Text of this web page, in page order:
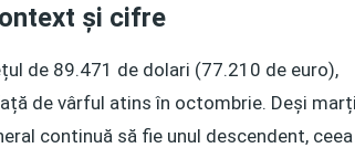
și cifre
de 89.471 de dolari (77.210 de euro),
de vârful atins în octombrie. Deși
continuă să fie unul descendent,